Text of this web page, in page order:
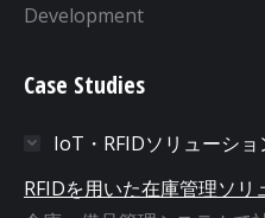
Development
Case Studies
IoT・RFIDソリューショ
RFIDを用いた在庫管理ソリ